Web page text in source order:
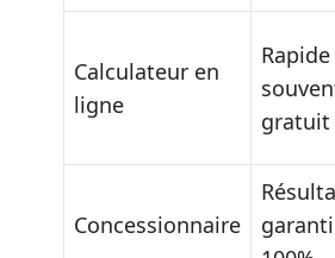
Calculateur en
ligne
gratuit
Concessionnaire